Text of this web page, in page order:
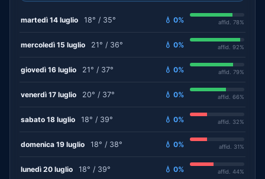
martedì 14 luglio 18° / 35° 💧 0% affid. 78%
mercoledì 15 luglio 21° / 36° 💧 0% affid. 92%
giovedì 16 luglio 21° / 37° 💧 0% affid. 79%
venerdì 17 luglio 20° / 37° 💧 0% affid. 66%
sabato 18 luglio 18° / 39° 💧 0% affid. 32%
domenica 19 luglio 18° / 38° 💧 0% affid. 31%
lunedì 20 luglio 18° / 39° 💧 0% affid. 44%